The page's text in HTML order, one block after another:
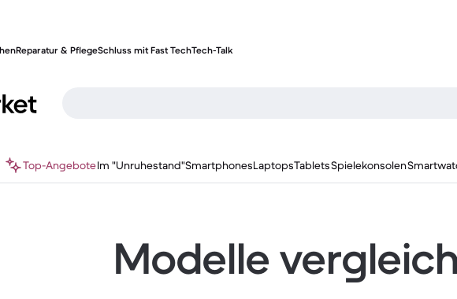
Reparatur & PflegeSchluss mit Fast TechTech-Talk
Top-AngeboteIm "Unruhestand"SmartphonesLaptopsTabletsSpielekonsolen
Modelle